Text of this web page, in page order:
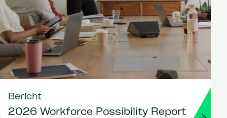
Bericht
2026 Workforce Possibility Report